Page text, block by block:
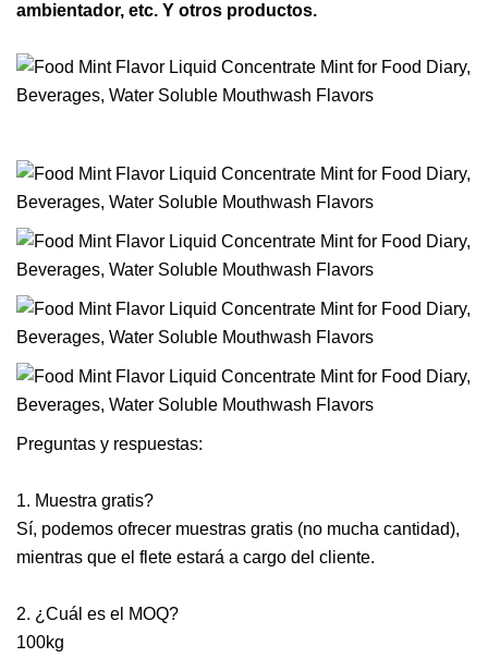
ambientador, etc. Y otros productos.
Preguntas y respuestas:
1. Muestra gratis?
Sí, podemos ofrecer muestras gratis (no mucha cantidad),
mientras que el flete estará a cargo del cliente.
2. ¿Cuál es el MOQ?
100kg